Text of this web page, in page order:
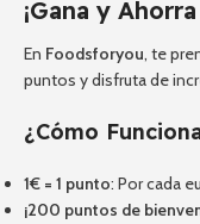
¡Gana y
En Foodsforyou, te
puntos y disfruta de
¿Cómo
1€ = 1 punto: Por cada
¡200 puntos de